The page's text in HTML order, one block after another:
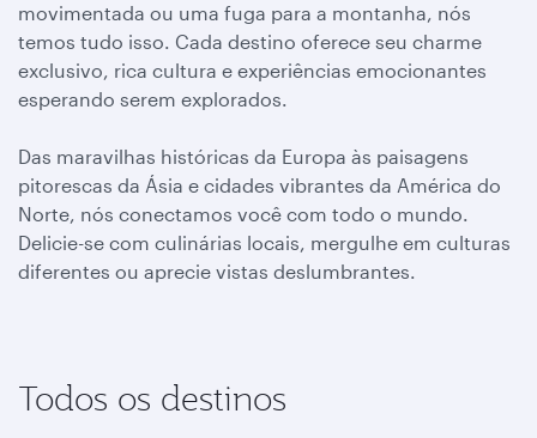
movimentada ou uma fuga para a montanha, nós
temos tudo isso. Cada destino oferece seu charme
exclusivo, rica cultura e experiências emocionantes
esperando serem explorados.
Das maravilhas históricas da Europa às paisagens
pitorescas da Ásia e cidades vibrantes da América do
Norte, nós conectamos você com todo o mundo.
Delicie-se com culinárias locais, mergulhe em culturas
diferentes ou aprecie vistas deslumbrantes.
Todos os destinos